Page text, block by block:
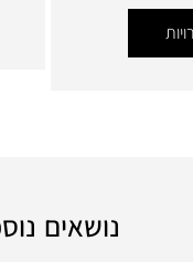
נושאים